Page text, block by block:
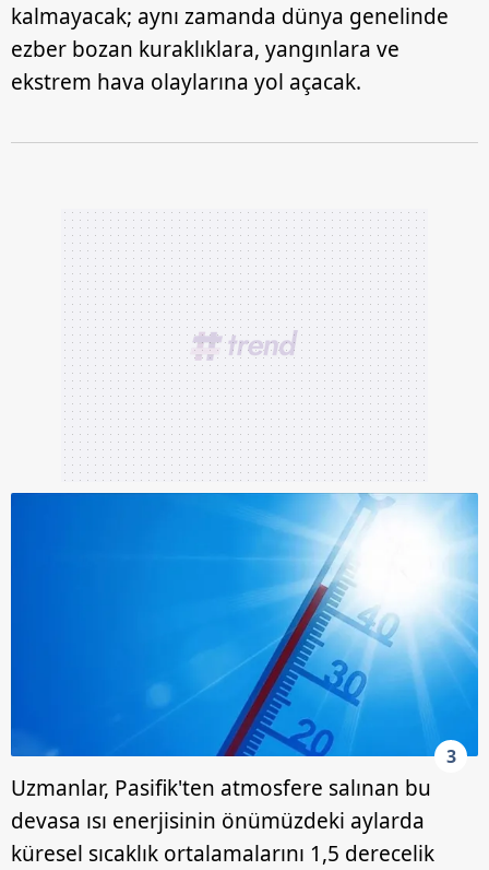
kalmayacak; aynı zamanda dünya genelinde
ezber bozan kuraklıklara, yangınlara ve
ekstrem hava olaylarına yol açacak.
3
Uzmanlar, Pasifik'ten atmosfere salınan bu
devasa ısı enerjisinin önümüzdeki aylarda
küresel sıcaklık ortalamalarını 1,5 derecelik